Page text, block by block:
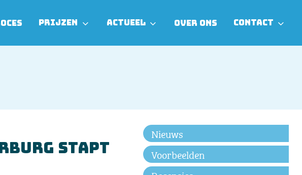
PRIJZEN ACTUEEL OVER ONS CONTACT
stapt
Nieuws
Voorbeelden